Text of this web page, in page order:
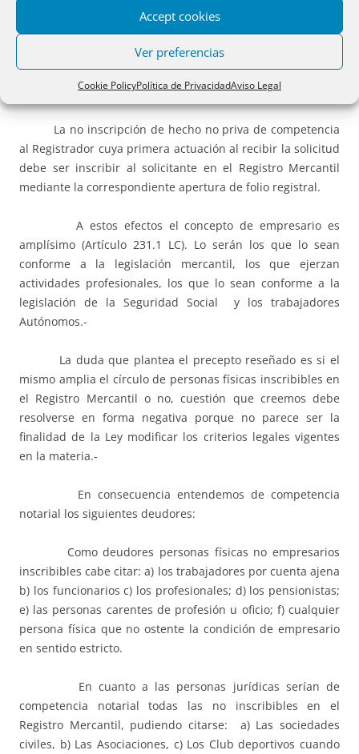
Accept cookies
Ver preferencias
Cookie PolicyPolítica de PrivacidadAviso Legal
tramitar la solicitud y nombrar mediador concursal
corresponde al Registrador Mercantil del domicilio del
Artículo 232.3 LC). En los demás casos la
competencia corresponde al Notario hábil para actuar en
el domicilio del deudor.
La no inscripción de hecho no priva de competencia
al Registrador cuya primera actuación al recibir la solicitud
debe ser inscribir al solicitante en el Registro Mercantil
mediante la correspondiente apertura de folio registral.
A estos efectos el concepto de empresario es
amplísimo (Artículo 231.1 LC). Lo serán los que lo sean
conforme a la legislación mercantil, los que ejerzan
actividades profesionales, los que lo sean conforme a la
legislación de la Seguridad Social y los trabajadores
Autónomos.-
La duda que plantea el precepto reseñado es si el
mismo amplia el círculo de personas físicas inscribibles en
el Registro Mercantil o no, cuestión que creemos debe
resolverse en forma negativa porque no parece ser la
finalidad de la Ley modificar los criterios legales vigentes
en la materia.-
En consecuencia entendemos de competencia
notarial los siguientes deudores:
Como deudores personas físicas no empresarios
inscribibles cabe citar: a) los trabajadores por cuenta ajena
b) los funcionarios c) los profesionales; d) los pensionistas;
e) las personas carentes de profesión u oficio; f) cualquier
persona física que no ostente la condición de empresario
en sentido estricto.
En cuanto a las personas jurídicas serían de
competencia notarial todas las no inscribibles en el
Registro Mercantil, pudiendo citarse: a) Las sociedades
civiles, b) Las Asociaciones, c) Los Club deportivos cuando